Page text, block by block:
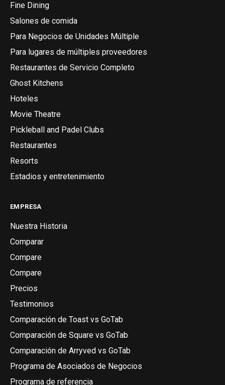
Fine Dining
Salones de comida
Para Negocios de Unidades Múltiple
Para lugares de múltiples proveedores
Restaurantes de Servicio Completo
Ghost Kitchens
Hoteles
Movie Theatre
Pickleball and Padel Clubs
Restaurantes
Resorts
Estadios y entretenimiento
EMPRESA
Nuestra Historia
Comparar
Compare
Compare
Precios
Testimonios
Comparación de Toast vs GoTab
Comparación de Square vs GoTab
Comparación de Arryved vs GoTab
Programa de Asociados de Negocios
Programa de referencia